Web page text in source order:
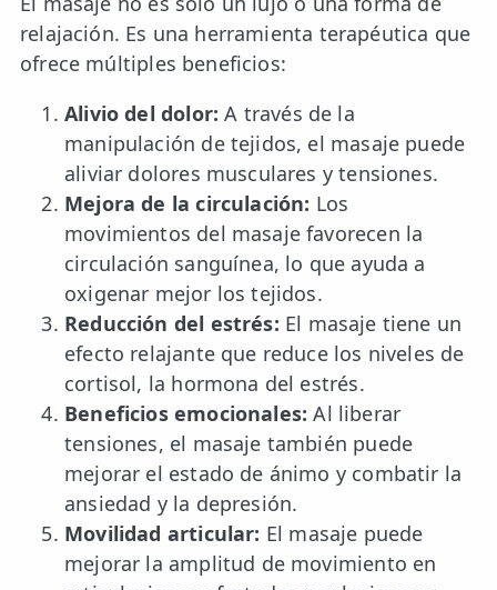
relajación. Es una herramienta terapéutica que
ofrece múltiples beneficios:
Alivio del dolor: A través de la
manipulación de tejidos, el masaje puede
aliviar dolores musculares y tensiones.
Mejora de la circulación: Los
movimientos del masaje favorecen la
circulación sanguínea, lo que ayuda a
oxigenar mejor los tejidos.
Reducción del estrés: El masaje tiene un
efecto relajante que reduce los niveles de
cortisol, la hormona del estrés.
Beneficios emocionales: Al liberar
tensiones, el masaje también puede
mejorar el estado de ánimo y combatir la
ansiedad y la depresión.
Movilidad articular: El masaje puede
mejorar la amplitud de movimiento en